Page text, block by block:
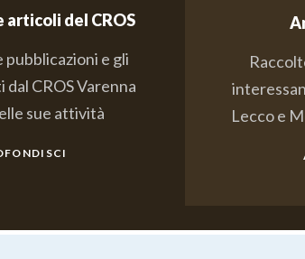
articoli del CROS
e gli
CROS Varenna
sue attività
Lecco e